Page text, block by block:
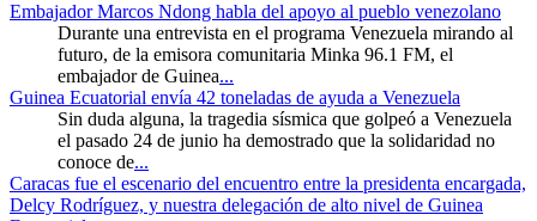
Embajador Marcos Ndong habla del apoyo al pueblo venezolano
Durante una entrevista en el programa Venezuela mirando al
futuro, de la emisora comunitaria Minka 96.1 FM, el
embajador de Guinea...
Guinea Ecuatorial envía 42 toneladas de ayuda a Venezuela
Sin duda alguna, la tragedia sísmica que golpeó a Venezuela
el pasado 24 de junio ha demostrado que la solidaridad no
conoce de...
Caracas fue el escenario del encuentro entre la presidenta encargada,
Delcy Rodríguez, y nuestra delegación de alto nivel de Guinea